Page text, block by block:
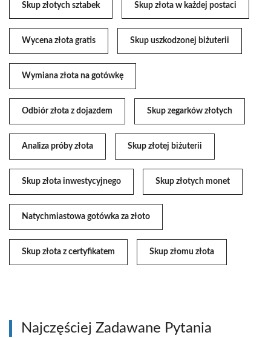
Skup złotych sztabek Skup złota w każdej postaci
Wycena złota gratis Skup uszkodzonej biżuterii
Wymiana złota na gotówkę
Odbiór złota z dojazdem Skup zegarków złotych
Analiza próby złota Skup złotej biżuterii
Skup złota inwestycyjnego Skup złotych monet
Natychmiastowa gotówka za złoto
Skup złota z certyfikatem Skup złomu złota
Najczęściej Zadawane Pytania